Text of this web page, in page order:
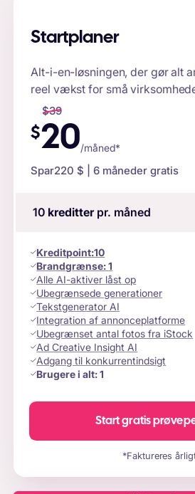
Startplaner
Alt-i-en-løsningen, der gør alt
reel vækst for små
$39
$20/måned*
Spar220 $ | 6 måneder gratis
10 kreditterpr. måned
Kreditpoint:10
Brandgrænse:1
Alle AI-aktiver låst op
Ubegrænsede generationer
Tekstgenerator AI
Integration af annonceplatforme
Ubegrænset antal fotos fra iStock
Ad Creative Insight AI
Adgang til konkurrentindsigt
Brugere i alt:1
Start gratis
*Faktureres